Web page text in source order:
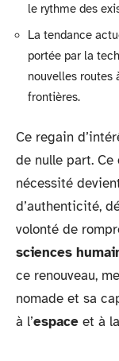
le rythme des
La tendance
portée par la
nouvelles routes
frontières.
Ce regain
de nulle part. Ce
nécessité
d’authenticité,
volonté de
sciences
ce renouveau,
nomade et sa
à l’espace et à la